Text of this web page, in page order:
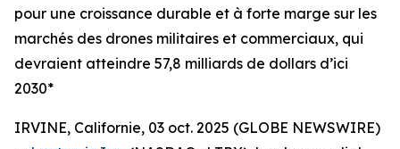
pour une croissance durable et à forte marge sur les
marchés des drones militaires et commerciaux, qui
devraient atteindre 57,8 milliards de dollars d’ici
2030*
IRVINE, Californie, 03 oct. 2025 (GLOBE NEWSWIRE)